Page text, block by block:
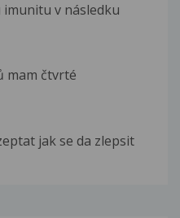
v následku
mam čtvrté
jak se da zlepsit